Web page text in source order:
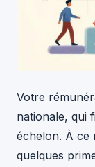
Votre
nationale, qui
échelon. À ce
quelques